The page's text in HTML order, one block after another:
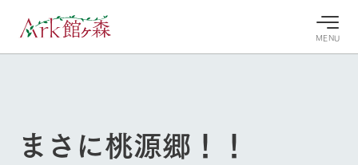
MENU
牧場へ行
よく見られている情報
まさに桃源郷！！